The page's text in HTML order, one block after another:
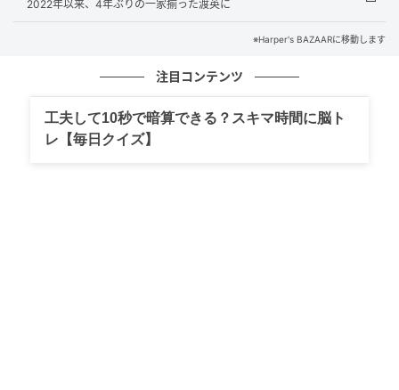
カバー力とテクスチャーについて
り感が伝わるシルキーなタイプ。
パウダーファンデーションというと、どうしても“粉っ
ぽい”、“毛穴落ちする”というイメージを持つ人もいる
2022年以来、4年ぶりの一家揃った渡英に
※Harper's BAZAARに移動します
注目コンテンツ
工夫して10秒で暗算できる？スキマ時間に脳ト
レ【毎日クイズ】